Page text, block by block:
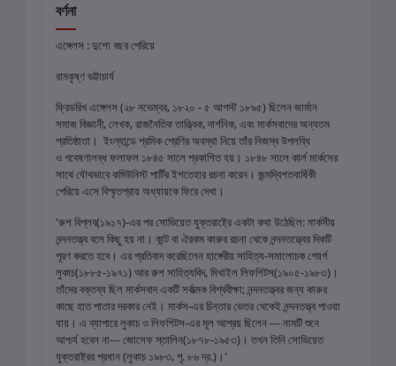
বর্ণনা
এঙ্গেলস : দুশো বছর পেরিয়ে
রামকৃষ্ণ ভট্টাচার্য
ফ্রিডরিখ এঙ্গেলস (২৮ নভেম্বর, ১৮২০ - ৫ আগস্ট ১৮৯৫) ছিলেন জার্মান
সমাজ বিজ্ঞানী, লেখক, রাজনৈতিক তাত্ত্বিক, দার্শনিক, এবং মার্কসবাদের অন্যতম
প্রতিষ্ঠাতা। ইংল্যান্ডে শ্রমিক শ্রেণির অবস্থা নিয়ে তাঁর নিজস্ব উপলব্ধি
ও গবেষণালব্ধ ফলাফল ১৮৪৫ সালে প্রকাশিত হয়। ১৮৪৮ সালে কার্ল মার্কসের
সাথে যৌথভাবে কমিউনিস্ট পার্টির ইশতেহার রচনা করেন। জন্মদ্বিশতবার্ষিকী
পেরিয়ে এসে বিস্মৃতপ্রায় অধ্যায়কে ফিরে দেখা।
'রুশ বিপ্লব(১৯১৭)-এর পর সোভিয়েত যুক্তরাষ্ট্রে একটা কথা উঠেছিল: মার্কসীয়
নন্দনতত্ত্ব বলে কিছু হয় না। কান্ট বা ঐরকম কারুর রচনা থেকে নন্দনতত্ত্বের দিকটি
পূরণ করতে হবে। এর প্রতিবাদ করেছিলেন হাঙ্গেরীয় সাহিত্য-সমালোচক গেয়র্গ
লুকাচ(১৮৮৫-১৯৭১) আর রুশ সাহিত্যবিদ, মিখাইল লিফশিটস(১৯০৫-১৯৮৩)।
তাঁদের বক্তব্য ছিল মার্কসবাদ একটি সর্বাত্মক বিশ্ববীক্ষা; নন্দনতত্ত্বর জন্য কারুর
কাছে হাত পাতার দরকার নেই। মার্কস-এর চিন্তার ভেতর থেকেই নন্দনতত্ত্ব পাওয়া
যায়। এ ব্যাপারে লুকাচ ও লিফশিটস-এর মূল আশ্রয় ছিলেন --- নামটি শুনে
আশ্চর্য হবেন না--- জোসেফ স্তালিন(১৮৭৮-১৯৫৩)। তখন তিনি সোভিয়েত
যুক্তরাষ্ট্রর প্রধান (লুকাচ ১৯৮৩, পৃ. ৮৬ দ্র.)।'